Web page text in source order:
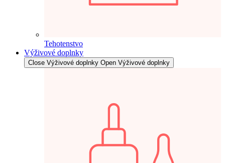
Tehotenstvo
Výživové doplnky
Close Výživové doplnky Open Výživové doplnky